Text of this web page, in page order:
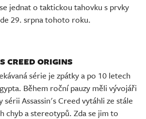
jednat o taktickou tahovku s prvky
29. srpna tohoto roku.
CREED ORIGINS
série je zpátky a po 10 letech
Během roční pauzy měli vývojáři
sérii Assassin's Creed vytáhli ze stále
chyb a stereotypů. Zda se jim to